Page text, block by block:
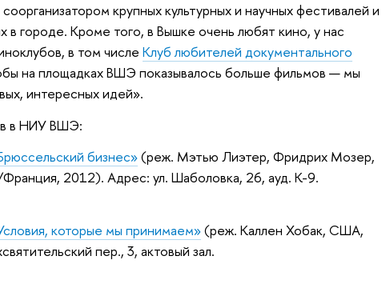
крупных культурных и научных фестивалей и
в городе. Кроме того, в Вышке очень любят кино, у нас
в том числе Клуб любителей документального
на площадках ВШЭ показывалось больше фильмов — мы
интересных идей».
в НИУ ВШЭ:
бизнес»(реж. Мэтью Лиэтер, Фридрих Мозер,
2012). Адрес: ул. Шаболовка, 26, ауд. К-9.
которые мы принимаем»(реж. Каллен Хобак, США,
пер., 3, актовый зал.